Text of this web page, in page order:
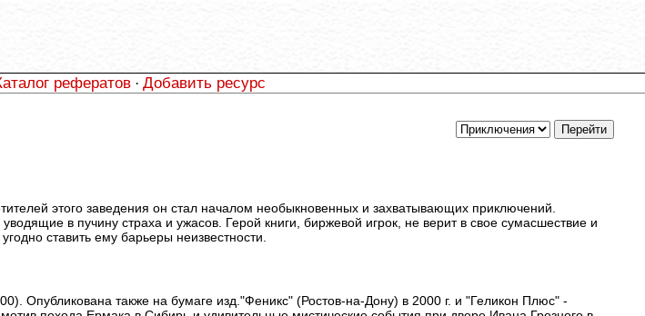
рефератов · Добавить ресурс
этого заведения он стал началом необыкновенных и захватывающих приключений.
в пучину страха и ужасов. Герой книги, биржевой игрок, не верит в свое сумасшествие и
ставить ему барьеры неизвестности.
Опубликована также на бумаге изд."Феникс" (Ростов-на-Дону) в 2000 г. и "Геликон Плюс" -